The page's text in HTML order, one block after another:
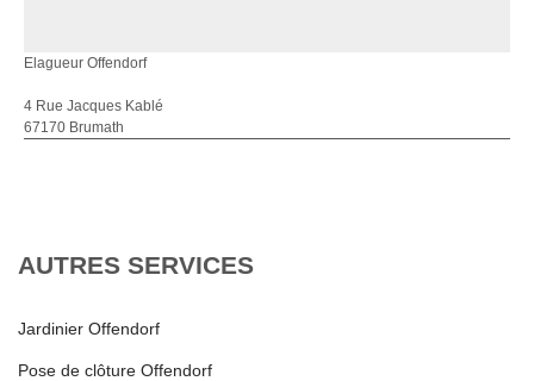
Elagueur Offendorf
4 Rue Jacques Kablé
67170 Brumath
AUTRES SERVICES
Jardinier Offendorf
Pose de clôture Offendorf